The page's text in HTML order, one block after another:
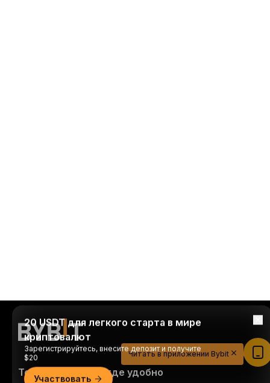
Торгуйте когда и где удобно
20 USDT для легкого старта в мире
криптовалют
Зарегистрируйтесь, внесите депозит и получите
$20
Участвовать
Читать в приложении Bybit